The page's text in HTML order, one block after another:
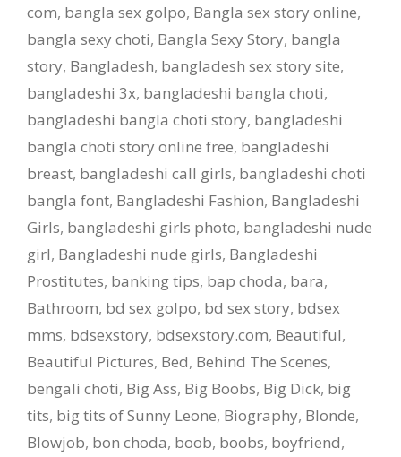
com, bangla sex golpo, Bangla sex story online,
bangla sexy choti, Bangla Sexy Story, bangla
story, Bangladesh, bangladesh sex story site,
bangladeshi 3x, bangladeshi bangla choti,
bangladeshi bangla choti story, bangladeshi
bangla choti story online free, bangladeshi
breast, bangladeshi call girls, bangladeshi choti
bangla font, Bangladeshi Fashion, Bangladeshi
Girls, bangladeshi girls photo, bangladeshi nude
girl, Bangladeshi nude girls, Bangladeshi
Prostitutes, banking tips, bap choda, bara,
Bathroom, bd sex golpo, bd sex story, bdsex
mms, bdsexstory, bdsexstory.com, Beautiful,
Beautiful Pictures, Bed, Behind The Scenes,
bengali choti, Big Ass, Big Boobs, Big Dick, big
tits, big tits of Sunny Leone, Biography, Blonde,
Blowjob, bon choda, boob, boobs, boyfriend,